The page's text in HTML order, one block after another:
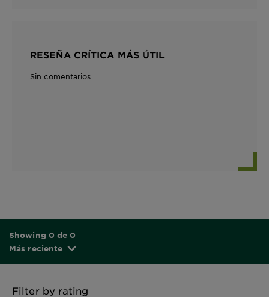
RESEÑA CRÍTICA MÁS ÚTIL
Sin comentarios
Showing 0 de 0
Más reciente
Filter by rating